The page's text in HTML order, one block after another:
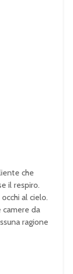
che
il respiro.
al cielo.
camere da
ragione